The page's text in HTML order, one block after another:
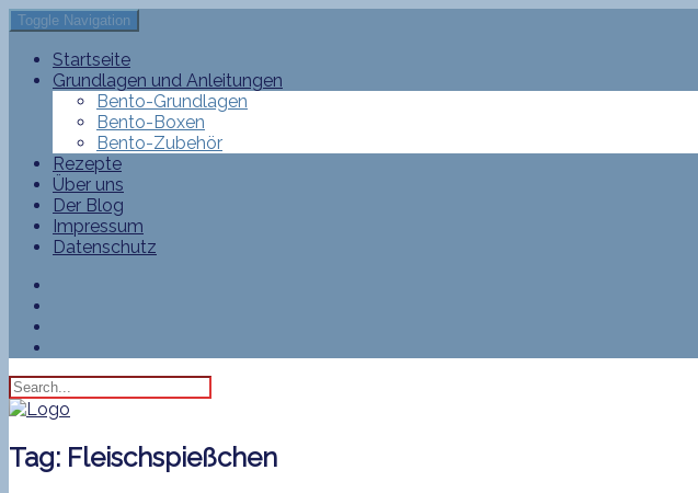
Toggle Navigation
Startseite
Grundlagen und Anleitungen
Bento-Grundlagen
Bento-Boxen
Bento-Zubehör
Rezepte
Über uns
Der Blog
Impressum
Datenschutz
Tag: Fleischspießchen